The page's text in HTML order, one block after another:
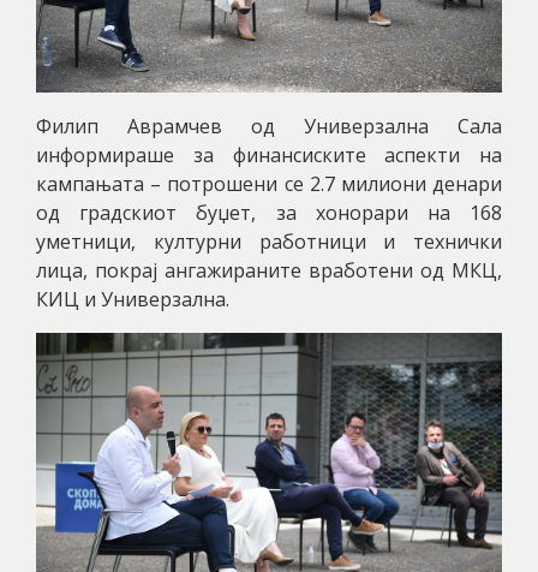
Филип Аврамчев од Универзална Сала
информираше за финансиските аспекти на
кампањата – потрошени се 2.7 милиони денари
од градскиот буџет, за хонорари на 168
уметници, културни работници и технички
лица, покрај ангажираните вработени од МКЦ,
КИЦ и Универзална.